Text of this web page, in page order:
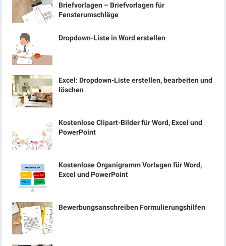
Briefvorlagen – Briefvorlagen für
Fensterumschläge
Dropdown-Liste in Word erstellen
Excel: Dropdown-Liste erstellen, bearbeiten und
löschen
Kostenlose Clipart-Bilder für Word, Excel und
PowerPoint
Kostenlose Organigramm Vorlagen für Word,
Excel und PowerPoint
Bewerbungsanschreiben Formulierungshilfen